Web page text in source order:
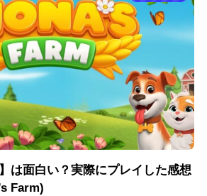
は面白い？実際にプレイした感想
Farm)